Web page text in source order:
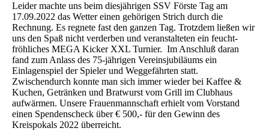
Leider machte uns beim diesjährigen SSV Förste Tag am
17.09.2022 das Wetter einen gehörigen Strich durch die
Rechnung. Es regnete fast den ganzen Tag. Trotzdem ließen wir
uns den Spaß nicht verderben und veranstalteten ein feucht-
fröhliches MEGA Kicker XXL Turnier. Im Anschluß daran
fand zum Anlass des 75-jährigen Vereinsjubiläums ein
Einlagenspiel der Spieler und Weggefährten statt.
Zwischendurch konnte man sich immer wieder bei Kaffee &
Kuchen, Getränken und Bratwurst vom Grill im Clubhaus
aufwärmen. Unsere Frauenmannschaft erhielt vom Vorstand
einen Spendenscheck über € 500,- für den Gewinn des
Kreispokals 2022 überreicht.